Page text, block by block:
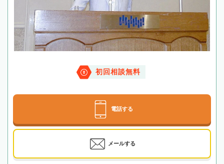
初回相談無料
電話する
メールする